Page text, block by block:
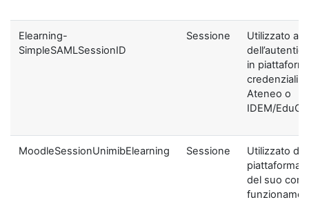
Elearning-
SimpleSAMLSessionID
Sessione
Utilizzato ai
in
credenziali di
Ateneo o
IDEM/
MoodleSessionUnimibElearning Sessione
Utilizzato
piattaforma
del suo